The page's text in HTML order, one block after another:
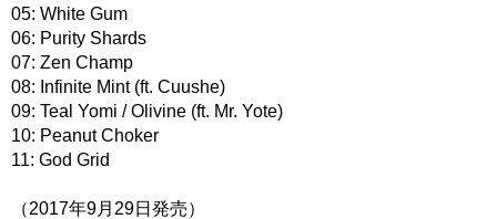
05: White Gum
06: Purity Shards
07: Zen Champ
08: Infinite Mint (ft. Cuushe)
09: Teal Yomi / Olivine (ft. Mr. Yote)
10: Peanut Choker
11: God Grid
（2017年9月29日発売）